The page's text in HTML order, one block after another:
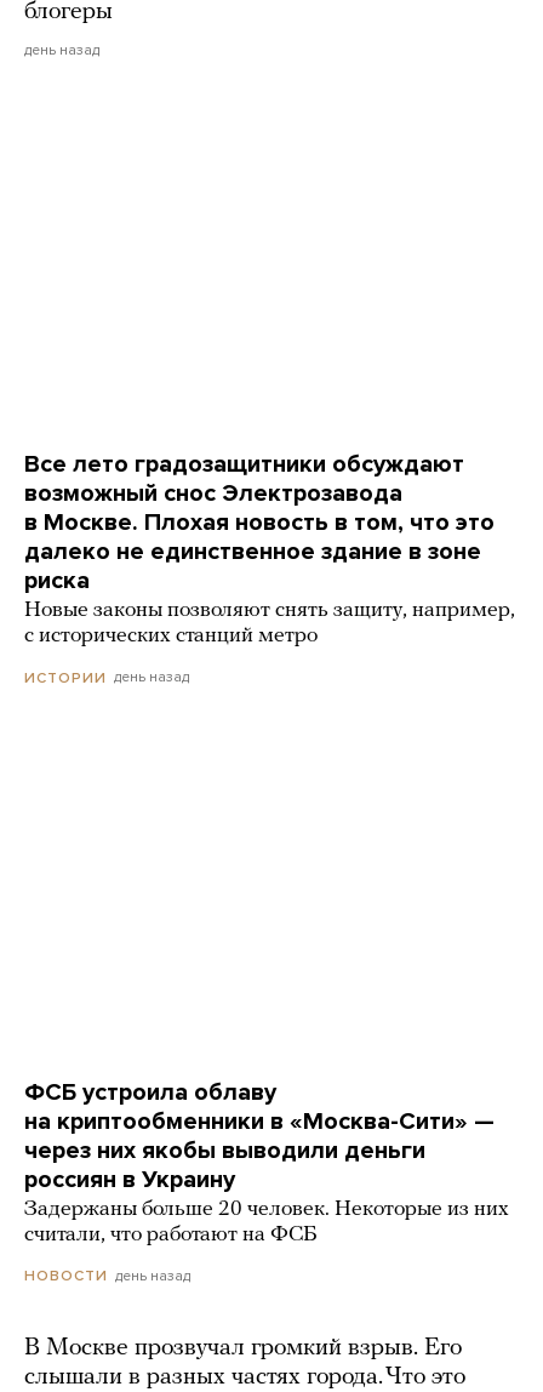
блогеры
день назад
Все лето градозащитники обсуждают
возможный снос Электрозавода
в Москве. Плохая новость в том, что это
далеко не единственное здание в зоне
риска
Новые законы позволяют снять защиту, например,
с исторических станций метро
ИСТОРИИ день назад
ФСБ устроила облаву
на криптообменники в «Москва-Сити» —
через них якобы выводили деньги
россиян в Украину
Задержаны больше 20 человек. Некоторые из них
считали, что работают на ФСБ
НОВОСТИ день назад
В Москве прозвучал громкий взрыв. Его
слышали в разных частях города. Что это